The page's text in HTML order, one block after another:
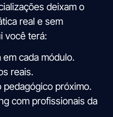
deixam o
real e sem
você terá:
cada módulo.
reais.
pedagógico próximo.
com profissionais da